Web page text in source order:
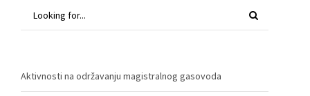
Aktivnosti na održavanju magistralnog gasovoda